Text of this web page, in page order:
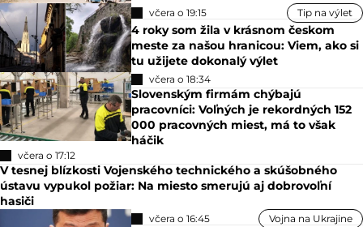
včera o 19:15 Tip na výlet
4 roky som žila v krásnom českom
meste za našou hranicou: Viem, ako si
tu užijete dokonalý výlet
včera o 18:34
Slovenským firmám chýbajú
pracovníci: Voľných je rekordných 152
000 pracovných miest, má to však
háčik
včera o 17:12
V tesnej blízkosti Vojenského technického a skúšobného
ústavu vypukol požiar: Na miesto smerujú aj dobrovoľní
hasiči
včera o 16:45 Vojna na Ukrajine